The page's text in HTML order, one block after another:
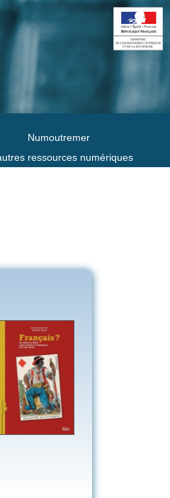
Numoutremer
ressources numériques